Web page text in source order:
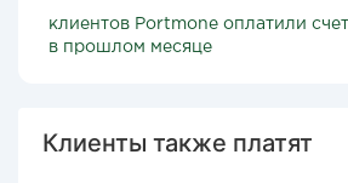
клиентов Portmone оплатили
в прошлом месяце
Клиенты также платят